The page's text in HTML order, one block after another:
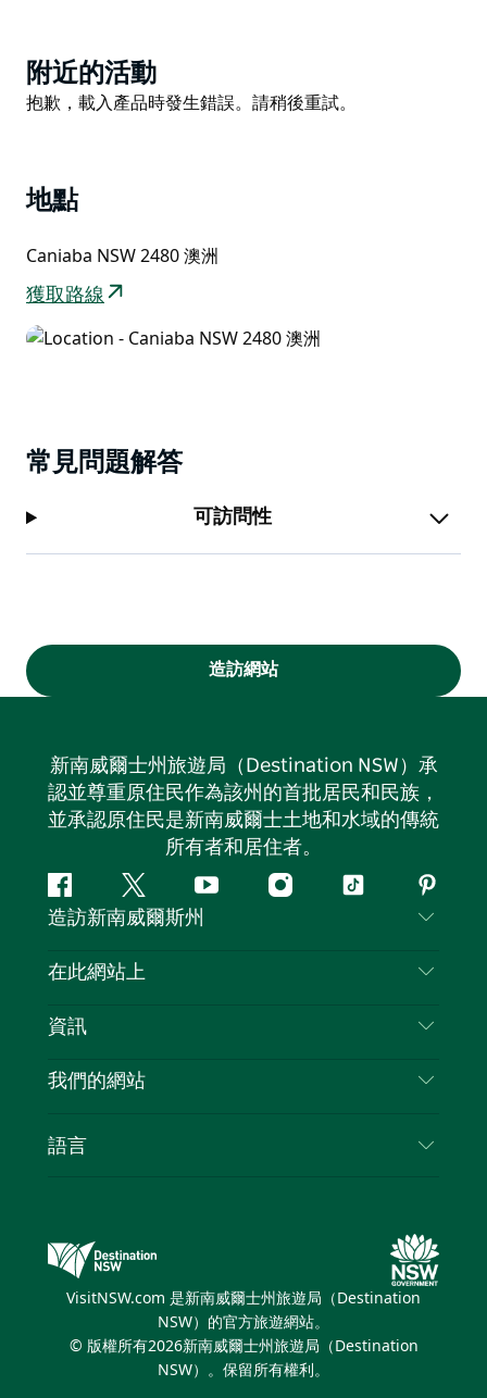
山脈國家公園 (Border Ranges National Park) 的壯麗景
色。隨著氣溫升高，薄霧在森林覆蓋的山谷中緩緩升起。
您可以享受溫泉水療；夏季，您可以暢遊雅克雅克溪的清
涼溪水。無論白天或黑夜，這片土地都將帶您踏上一段舒
緩身心的旅程……距離利斯莫爾 (Lismore) 僅咫尺之遙，
那裡有餐廳、商店以及北部河流地區最好的集市。
Product
List
附近的活動
Product
抱歉，載入產品時發生錯誤。請稍後重試。
地點
Caniaba NSW 2480 澳洲
獲取路線
常見問題解答
可訪問性
造訪網站
新南威爾士州旅遊局（Destination NSW）承
認並尊重原住民作為該州的首批居民和民族，
並承認原住民是新南威爾士土地和水域的傳統
所有者和居住者。
Facebook嘰
嘰
喳
Youtube Instagram
抖
造訪新南威爾斯州
聯絡我們
隱私
Cookie 通知
在此網站上
目的地
新南威爾士州公路旅行
活動
資訊
旅行資訊
新南威爾士州的商業
我們的網站
新南威爾士州旅遊局（Destination NSW）媒體中
繽紛雪梨燈光音樂節
語言
VisitNSW.com 是新南威爾士州旅遊局（Destination
NSW）的官方旅遊網站。
© 版權所有2026新南威爾士州旅遊局（Destination
NSW）。保留所有權利。